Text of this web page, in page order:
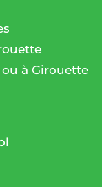
à Girouette